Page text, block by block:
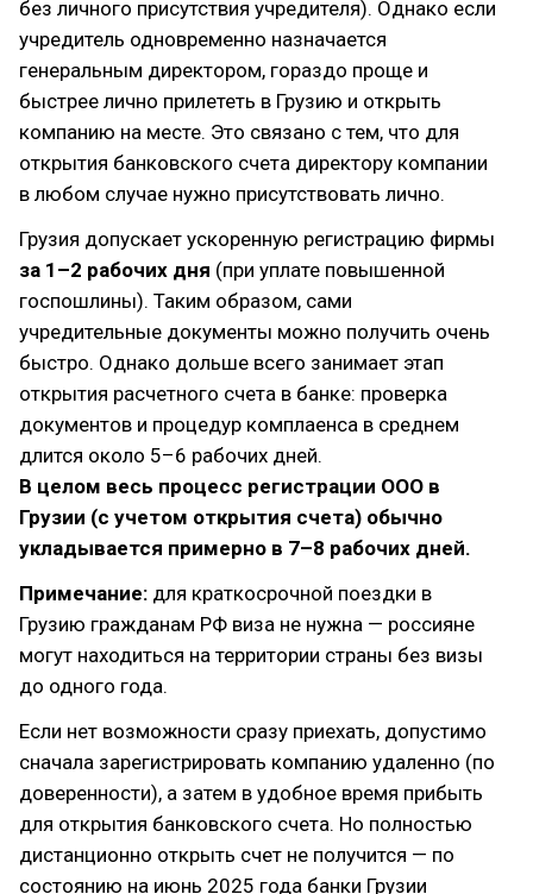
без личного присутствия учредителя). Однако если
учредитель одновременно назначается
генеральным директором, гораздо проще и
быстрее лично прилететь в Грузию и открыть
компанию на месте. Это связано с тем, что для
открытия банковского счета директору компании
в любом случае нужно присутствовать лично.
Грузия допускает ускоренную регистрацию фирмы
за 1–2 рабочих дня (при уплате повышенной
госпошлины). Таким образом, сами
учредительные документы можно получить очень
быстро. Однако дольше всего занимает этап
открытия расчетного счета в банке: проверка
документов и процедур комплаенса в среднем
длится около 5–6 рабочих дней.
В целом весь процесс регистрации ООО в
Грузии (с учетом открытия счета) обычно
укладывается примерно в 7–8 рабочих дней.
Примечание: для краткосрочной поездки в
Грузию гражданам РФ виза не нужна — россияне
могут находиться на территории страны без визы
до одного года.
Если нет возможности сразу приехать, допустимо
сначала зарегистрировать компанию удаленно (по
доверенности), а затем в удобное время прибыть
для открытия банковского счета. Но полностью
дистанционно открыть счет не получится — по
состоянию на июнь 2025 года банки Грузии